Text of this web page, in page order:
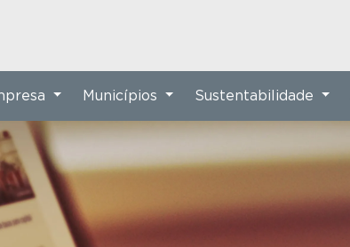
Municípios Sustentabilidade